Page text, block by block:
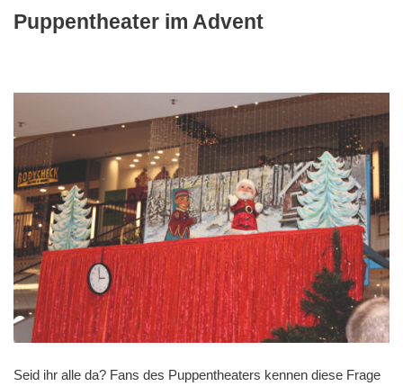
Puppentheater im Advent
Seid ihr alle da? Fans des Puppentheaters kennen diese Frage